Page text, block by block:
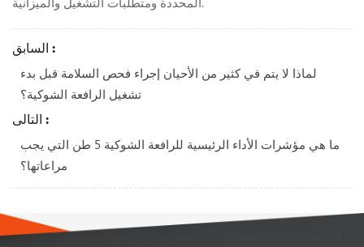
السابق :
لماذا لا يتم في كثير من الأحيان إجراء فحص السلامة قبل بدء
تشغيل الرافعة الشوكية؟
التالى :
ما هي مؤشرات الأداء الرئيسية للرافعة الشوكية 5 طن التي يجب
مراعاتها؟